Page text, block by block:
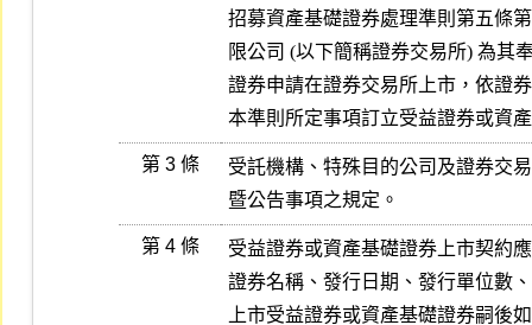
招募資產基礎證券處理準則第五條
限公司 (以下簡稱證券交易所) 為其
證券申請在證券交易所上市，依證
本準則所定事項訂立受益證券或資
第 3 條
受託機構、特殊目的公司及證券交
暨公告事項之規定。
第 4 條
受益證券或資產基礎證券上市契約
證券名稱、發行日期、發行單位數
上市受益證券或資產基礎證券嗣後